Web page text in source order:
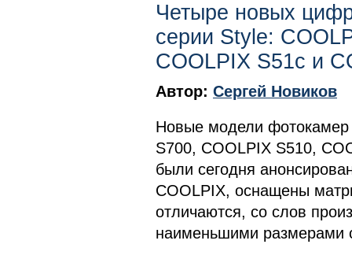
Четыре новых
серии Style:
COOLPIX S51c и
Автор: Сергей Новиков
Новые модели фотокамер
S700, COOLPIX S510,
были сегодня
COOLPIX, оснащены
отличаются, со слов
наименьшими размерами